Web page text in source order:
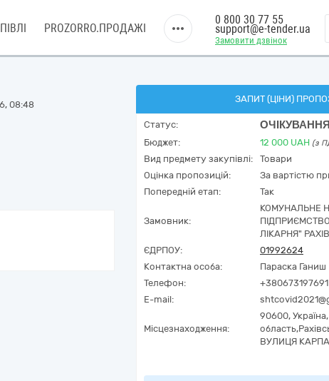
PROZORRO.ПРОДАЖІ
Замовити дзвінок
0 800 30 77 55
support@e-tender.ua
08:48
ЗАПИТ (ЦІНИ)
Статус:
Бюджет: 12 000 UAH (з
Вид предмету закупівлі:
Товари
Оцінка пропозицій:
За вартістю
Попередній етап:
Так
Замовник:
КОМУНАЛЬНЕ
ЛІКАРНЯ"
ЄДРПОУ:
01992624
Контактна особа:
Параска Ганиш
Телефон:
+380673197691
E-mail:
Місцезнаходження:
90600, Україна,
область,
ВУЛИЦЯ